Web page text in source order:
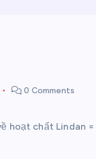
0 Comments
hoạt chất Lindan =